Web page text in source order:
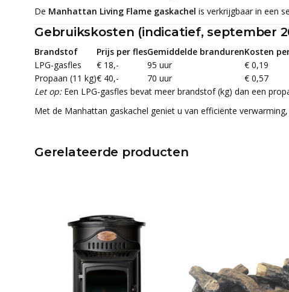
De Manhattan Living Flame gaskachel is verkrijgbaar in een
Gebruikskosten (indicatief, september
Brandstof Prijs per flesGemiddelde brandurenKosten
LPG-gasfles
€ 18,- 95 uur
€ 0,19
Propaan (11 kg)€ 40,- 70 uur
€ 0,57
Let op:Een LPG-gasfles bevat meer brandstof (kg) dan een
Met de Manhattan gaskachel geniet u van efficiënte
Gerelateerde producten